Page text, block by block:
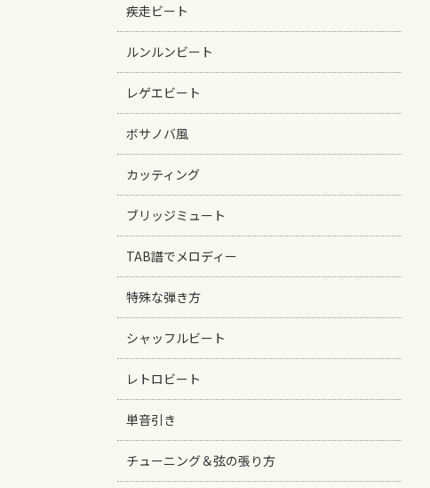
疾走ビート
ルンルンビート
レゲエビート
ボサノバ風
カッティング
ブリッジミュート
TAB譜でメロディー
特殊な弾き方
シャッフルビート
レトロビート
単音引き
チューニング＆弦の張り方